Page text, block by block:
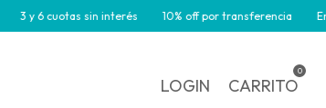
3 y 6 cuotas sin interés 10% off por transferencia
LOGIN CARRITO
0